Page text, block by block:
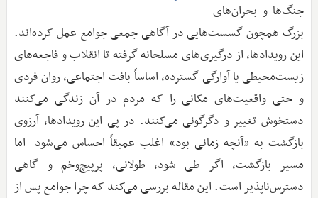
جنگ‌ها و بحران‌های
بزرگ همچون گسست‌هایی در آگاهی جمعی جوامع عمل کرده‌اند.
این رویدادها، از درگیری‌های مسلحانه گرفته تا انقلاب و فاجعه‌های
زیست‌محیطی یا آوارگی گسترده، اساساً بافت اجتماعی، روان فردی
و حتی واقعیت‌های مکانی را که مردم در آن زندگی می‌کنند
دستخوش تغییر و دگرگونی می‌کنند. در پی این رویدادها، آرزوی
بازگشت به «آنچه زمانی بود» اغلب عمیقاً احساس می‌شود- اما
مسیر بازگشت، اگر طی شود، طولانی، پرپیچ‌وخم و گاهی
دسترس‌ناپذیر است. این مقاله بررسی می‌کند که چرا جوامع پس از